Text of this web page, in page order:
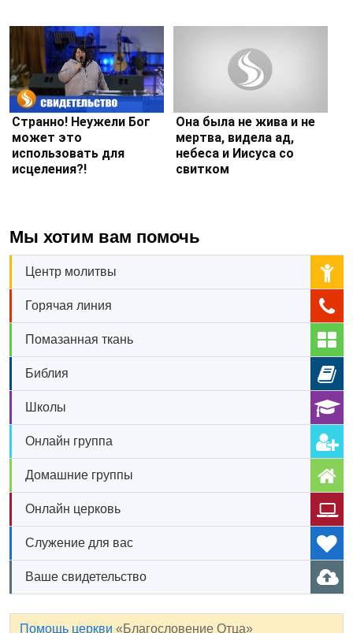
Странно! Неужели Бог
может это
использовать для
исцеления?!
Она была не жива и не
мертва, видела ад,
небеса и Иисуса со
свитком
Мы хотим вам помочь
Центр молитвы
Горячая линия
Помазанная ткань
Библия
Школы
Онлайн группа
Домашние группы
Онлайн церковь
Служение для вас
Ваше свидетельство
Помощь церкви «Благословение Отца»